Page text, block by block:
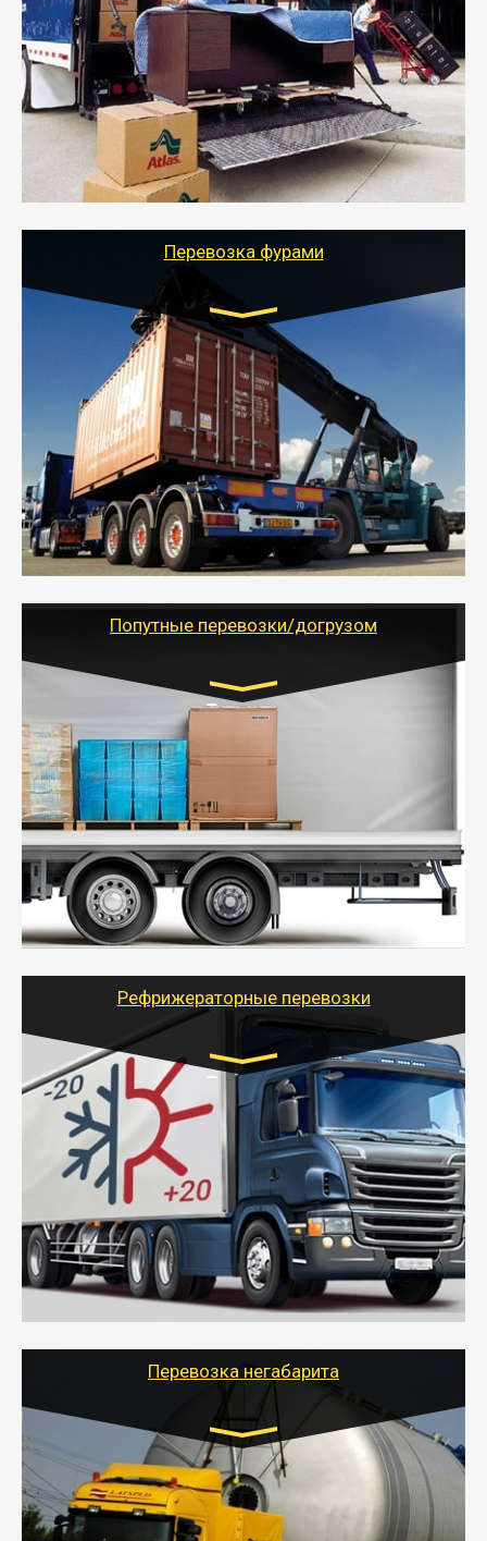
от 5000 руб.
- Служебный или военный переезд может быть на
отдельном авто или догрузом (по меньшей
стоимости).
- Тайгер Логистик подберет автотранспорт, быстро и
качественно организует переезд к новому месту
службы или работы с гарантией сохранности груза и
оформлением документов, подтверждающих
Перевозка фурами
Транспорт:
Еврофура Тент от 5 до 10 тонн
грузоподъемность
от 10 000 руб. Возможен догруз
- Доставка фурой до 20 т возможна для больших
объемов грузов, упакованных в коробки, мешки,
паллеты и россыпью в самые отдаленные места
России с гарантией полной сохранности.
- Тайгер Логистик предоставляет услуги по
грузоперевозкам для физических и юридических лиц
Попутные перевозки/догрузом
Транспорт:
Газель (1,5 и 3 тонны), Бычок, Еврофура от 5 до
10 тонн
от 5000 руб. Возможен догруз
- Экономный способ доставить вещи от 200 кг в
другой город - догрузом или попутно. Попутные
грузоперевозки для физлиц, ИП и юрлиц обходятся
дешевле.
- Тайгер Логистик организует доставку
крупногабаритных и личных вещей по нужному
для погрузочно-разгрузочных работ при перевозке.
Рефрижераторные перевозки
Транспорт:
Газель (1,5 и 3 тонны), Бычок, Еврофура от 5 до
10 тонн
от 6000 руб.
- Рефрижераторные перевозки грузов с
соблюдением температурного режима, работающим
термописцем, санитарной обработкой кузова и мед.
книжкой у водителя.
- Тайгер Логистик поможет быстро перевезти
скоропортящиеся продукты в любой город России с
Перевозка негабарита
Цена за км. Рассчитывается
индивидуально